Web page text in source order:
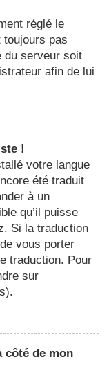
réglé le
toujours pas
du serveur soit
afin de lui
!
votre langue
été traduit
à un
qu’il puisse
Si la traduction
vous porter
traduction. Pour
sur
côté de mon